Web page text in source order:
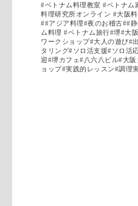
#ベトナム料理教室 #ベトナム
料理研究所オンライン #大阪
##アジア料理#夜のお稽古##
ム料理 #ベトナム旅行#堺#大
ワークショップ#大人の遊び#
タリング#ソロ活支援#ソロ活
迎#堺カフェ#八六八ビル#大
ョップ#実践的レッスン#調理